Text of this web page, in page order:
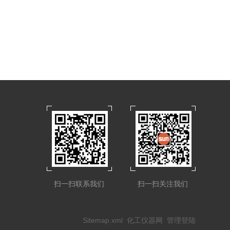
扫一扫关注我们
扫一扫联系我们
Sitemap.xml 化工仪器网 管理登陆